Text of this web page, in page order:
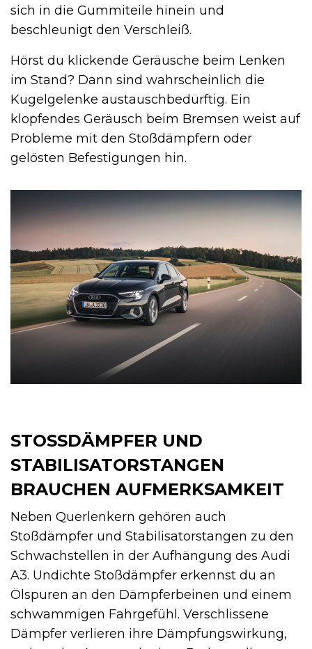
sich in die Gummiteile hinein und
beschleunigt den Verschleiß.
Hörst du klickende Geräusche beim Lenken
im Stand? Dann sind wahrscheinlich die
Kugelgelenke austauschbedürftig. Ein
klopfendes Geräusch beim Bremsen weist auf
Probleme mit den Stoßdämpfern oder
gelösten Befestigungen hin.
STOSSDÄMPFER UND S
TABILISATORSTANGEN B
RAUCHEN AUFMERKSAMKEIT
Neben Querlenkern gehören auch
Stoßdämpfer und Stabilisatorstangen zu den
Schwachstellen in der Aufhängung des Audi
A3. Undichte Stoßdämpfer erkennst du an
Ölspuren an den Dämpferbeinen und einem
schwammigen Fahrgefühl. Verschlissene
Dämpfer verlieren ihre Dämpfungswirkung,